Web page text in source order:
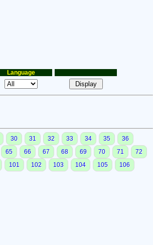
Language
30 31 32 33 34 35
36
65 66 67 68 69 70 71
72
101 102 103 104 105
106